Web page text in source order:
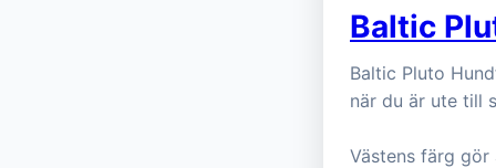
Baltic
Baltic Pluto
när du är ute till
Västens färg